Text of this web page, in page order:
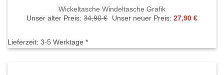
Wickeltasche Windeltasche Grafik
Unser alter Preis: 34,90€
Ursprünglicher
Unser neuer Preis: 27,90 €Aktueller
Lieferzeit: 3-5 Werktage *